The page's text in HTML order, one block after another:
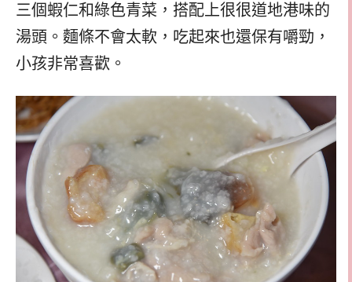
三個蝦仁和綠色青菜，搭配上很很道地港味的
湯頭。麵條不會太軟，吃起來也還保有嚼勁，
小孩非常喜歡。